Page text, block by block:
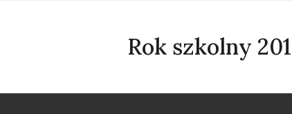
Rok szkolny